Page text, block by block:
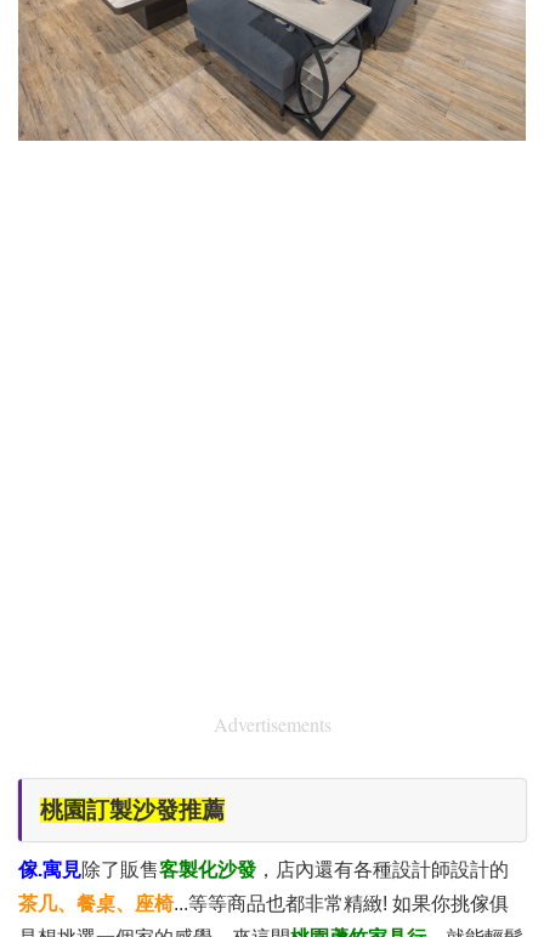
Advertisements
桃園訂製沙發推薦
傢.寓見除了販售客製化沙發 ，店內還有各種設計師設計的
茶几、餐桌、座椅...等等商品也都非常精緻! 如果你挑傢俱